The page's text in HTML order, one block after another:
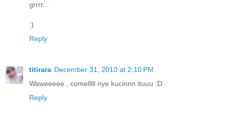
grrrr...
:)
Reply
titirara December 31, 2010 at 2:10 PM
Waweeeee , comelllll nye kucinnn ituuu :D
Reply